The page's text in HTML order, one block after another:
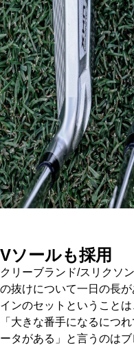
Vソールも採用
クリーブランド/スリクソ
の抜けについて一日の長
インのセットということ
「大きな番手になるにつ
ータがある」と言うのはブ